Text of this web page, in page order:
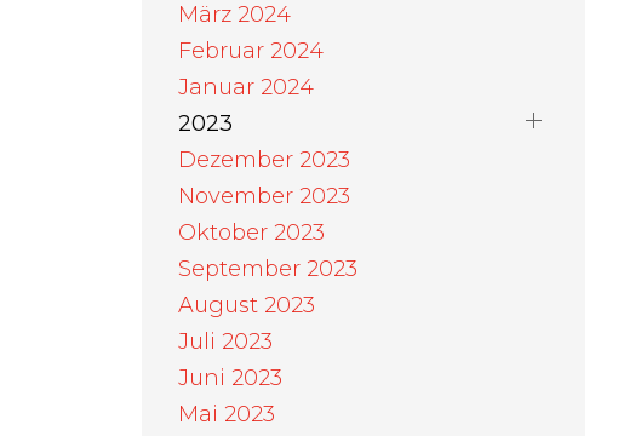
März 2024
Februar 2024
Januar 2024
2023
Dezember 2023
November 2023
Oktober 2023
September 2023
August 2023
Juli 2023
Juni 2023
Mai 2023